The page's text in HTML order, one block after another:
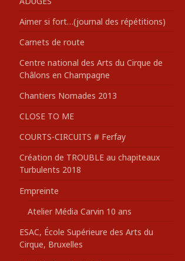
:Aimer si fort…(journal des répétitions)
Carnets de route
Centre national des Arts du Cirque de
Châlons en Champagne
Chantiers Nomades 2013
CLOSE TO ME
COURTS-CIRCUITS # Ferfay
Création de TROUBLE au chapiteaux
Turbulents 2018
Empreinte
Atelier Média Carvin 10 ans
ESAC, École Supérieure des Arts du
Cirque, Bruxelles